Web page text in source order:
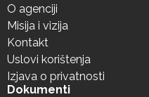
O agenciji
Misija i vizija
Kontakt
Uslovi korištenja
Izjava o privatnosti
Dokumenti